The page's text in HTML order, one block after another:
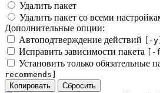
Удалить пакет
Удалить пакет со всеми
Дополнительные опции:
Автоподтверждение действий
[-y]
Исправить зависимости пакета [-
Установить только обязательные
recommends]
Копировать
Сбросить